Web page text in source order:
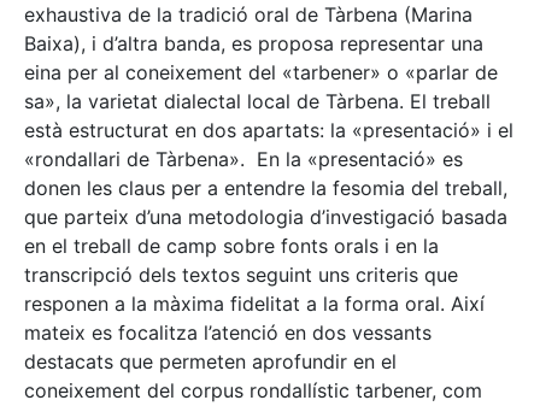
exhaustiva de la tradició oral de Tàrbena (Marina
Baixa), i d’altra banda, es proposa representar una
eina per al coneixement del «tarbener» o «parlar de
sa», la varietat dialectal local de Tàrbena. El treball
està estructurat en dos apartats: la «presentació» i el
«rondallari de Tàrbena». En la «presentació» es
donen les claus per a entendre la fesomia del treball,
que parteix d’una metodologia d’investigació basada
en el treball de camp sobre fonts orals i en la
transcripció dels textos seguint uns criteris que
responen a la màxima fidelitat a la forma oral. Així
mateix es focalitza l’atenció en dos vessants
destacats que permeten aprofundir en el
coneixement del corpus rondallístic tarbener, com